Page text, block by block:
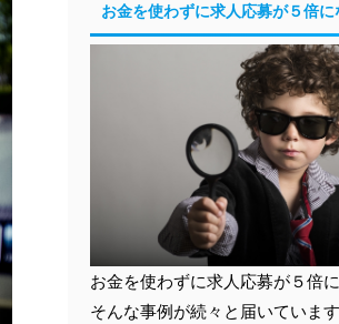
お金を使わずに求人応募が５倍に
お金を使わずに求人応募が５倍
そんな事例が続々と届いています